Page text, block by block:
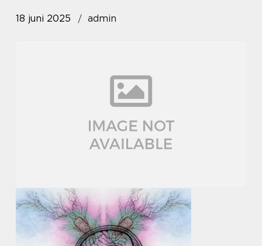
18 juni 2025 admin